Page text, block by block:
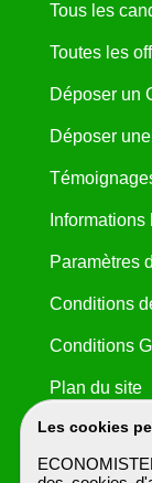
Les cookies
Tous les
Toutes les
Déposer un
Déposer
Paramètres
Conditions
Conditions
Plan du site